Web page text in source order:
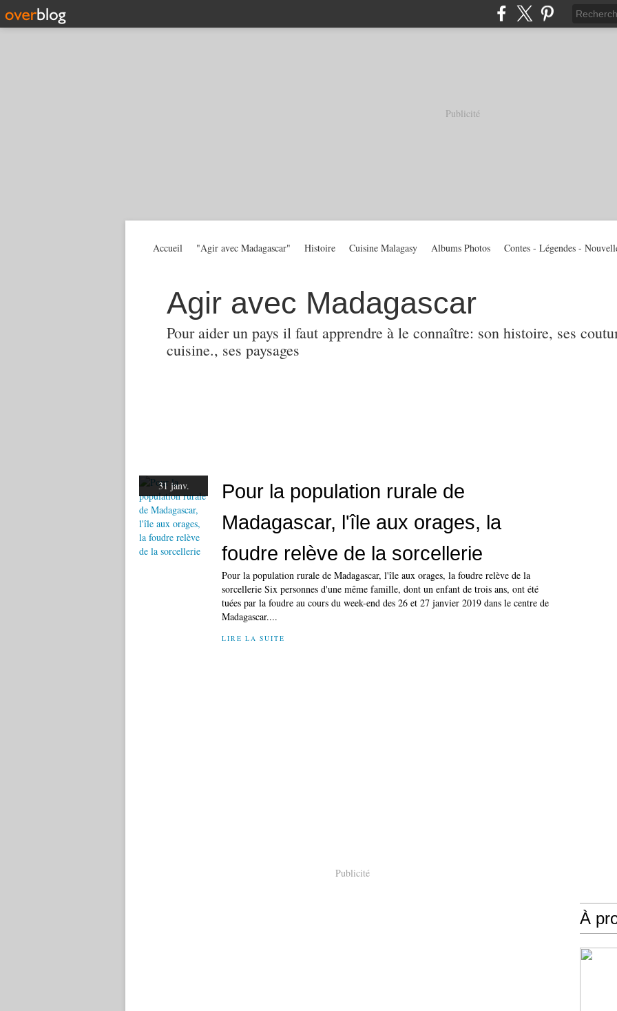
Publicité
Agir avec Madagascar
Pour aider un pays il faut apprendre à le connaître: son histoire, ses
cuisine., ses paysages
Accueil "Agir avec Madagascar" Histoire Cuisine Malagasy Albums Photos Contes - Légendes -
31 janv.
Pour la population rurale de
Madagascar, l'île aux orages, la
foudre relève de la sorcellerie
Pour la population rurale de Madagascar, l'île aux orages, la foudre relève de la
sorcellerie Six personnes d'une même famille, dont un enfant de trois ans, ont été
tuées par la foudre au cours du week-end des 26 et 27 janvier 2019 dans le centre de
Madagascar....
LIRE LA SUITE
Publicité
À